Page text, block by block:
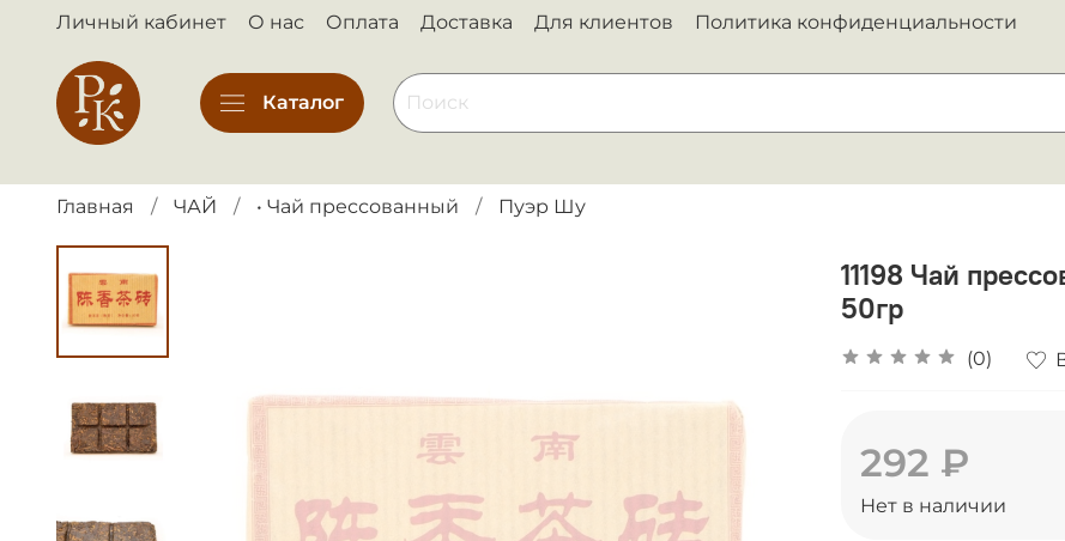
Личный кабинет О нас Оплата Доставка Для клиентов Политика конфиденциальности
Каталог
Главная ЧАЙ • Чай прессованный Пуэр Шу
11198 Чай
50гр
(0)
292 ₽
Нет в наличии